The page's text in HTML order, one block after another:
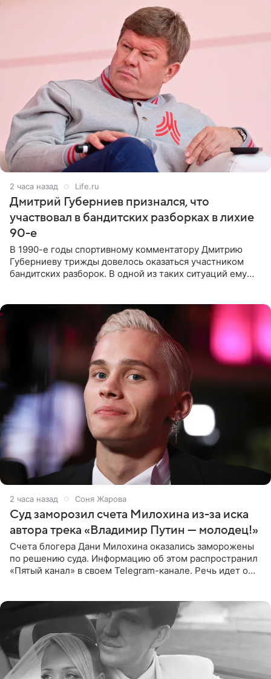
2 часа назад Life.ru
Дмитрий Губерниев признался, что
участвовал в бандитских разборках в лихие
90-е
В 1990-е годы спортивному комментатору Дмитрию
Губерниеву трижды довелось оказаться участником
бандитских разборок. В одной из таких ситуаций ему
2 часа назад Соня Жарова
Суд заморозил счета Милохина из-за иска
автора трека «Владимир Путин — молодец!»
Счета блогера Дани Милохина оказались заморожены
по решению суда. Информацию об этом распространил
«Пятый канал» в своем Telegram-канале. Речь идет о